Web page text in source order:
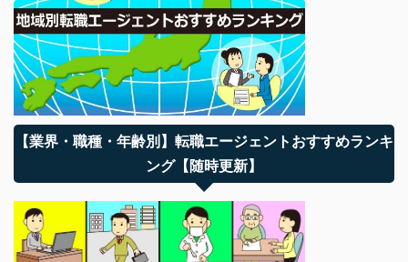
【業界・職種・年齢別】転職エージェントおすすめランキ
ング【随時更新】